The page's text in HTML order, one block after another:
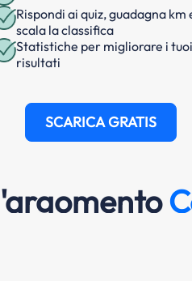
Rispondi ai quiz, guadagna km
scala la classifica
Statistiche per migliorare i tuoi
risultati
SCARICA GRATIS